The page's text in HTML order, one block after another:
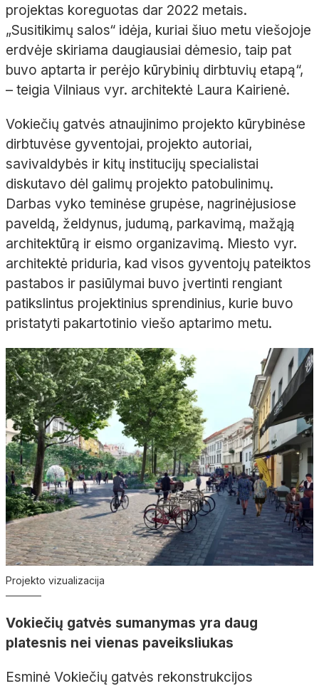
projektas koreguotas dar 2022 metais.
„Susitikimų salos“ idėja, kuriai šiuo metu viešojoje
erdvėje skiriama daugiausiai dėmesio, taip pat
buvo aptarta ir perėjo kūrybinių dirbtuvių etapą“,
– teigia Vilniaus vyr. architektė Laura Kairienė.
Vokiečių gatvės atnaujinimo projekto kūrybinėse
dirbtuvėse gyventojai, projekto autoriai,
savivaldybės ir kitų institucijų specialistai
diskutavo dėl galimų projekto patobulinimų.
Darbas vyko teminėse grupėse, nagrinėjusiose
paveldą, želdynus, judumą, parkavimą, mažąją
architektūrą ir eismo organizavimą. Miesto vyr.
architektė priduria, kad visos gyventojų pateiktos
pastabos ir pasiūlymai buvo įvertinti rengiant
patikslintus projektinius sprendinius, kurie buvo
pristatyti pakartotinio viešo aptarimo metu.
Projekto vizualizacija
Vokiečių gatvės sumanymas yra daug
platesnis nei vienas paveiksliukas
Esminė Vokiečių gatvės rekonstrukcijos